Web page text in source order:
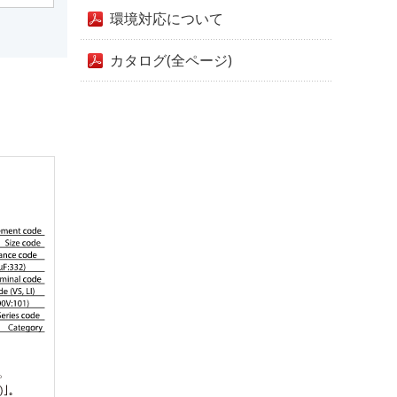
環境対応について
カタログ(全ページ)